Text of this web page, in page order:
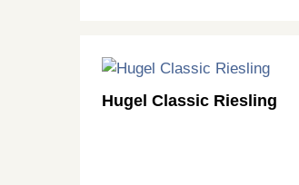
Hugel Classic Riesling